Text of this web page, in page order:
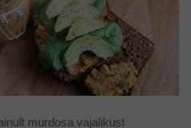
murdosa vajalikust